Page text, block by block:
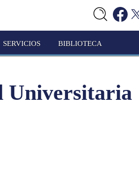
SERVICIOS BIBLIOTECA
Universitaria